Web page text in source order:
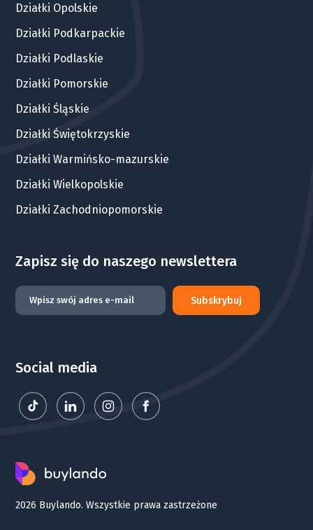
Działki Opolskie
Działki Podkarpackie
Działki Podlaskie
Działki Pomorskie
Działki Śląskie
Działki Świętokrzyskie
Działki Warmińsko-mazurskie
Działki Wielkopolskie
Działki Zachodniopomorskie
Zapisz się do naszego newslettera
Subskrybuj
Social media
2026 Buylando. Wszystkie prawa zastrzeżone